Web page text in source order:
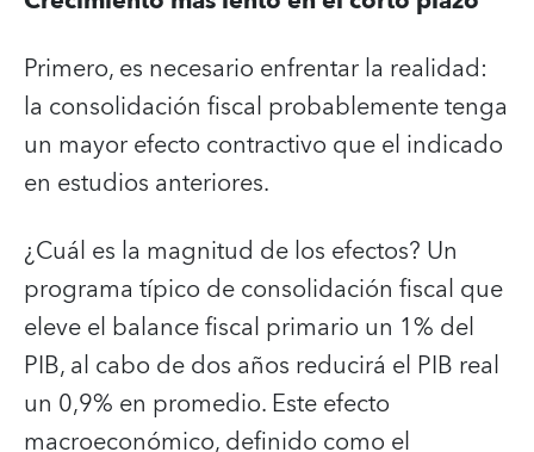
Primero, es necesario enfrentar la realidad:
la consolidación fiscal probablemente tenga
un mayor efecto contractivo que el indicado
en estudios anteriores.
¿Cuál es la magnitud de los efectos? Un
programa típico de consolidación fiscal que
eleve el balance fiscal primario un 1% del
PIB, al cabo de dos años reducirá el PIB real
un 0,9% en promedio. Este efecto
macroeconómico, definido como el